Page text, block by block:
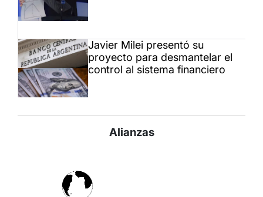
Javier Milei presentó su
proyecto para desmantelar el
control al sistema financiero
Alianzas